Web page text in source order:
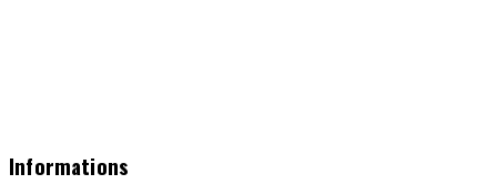
Informations